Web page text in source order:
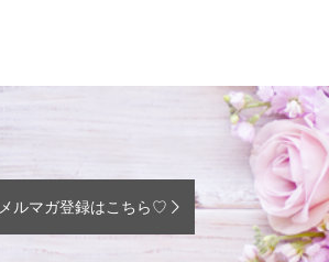
メルマガ登録はこちら♡